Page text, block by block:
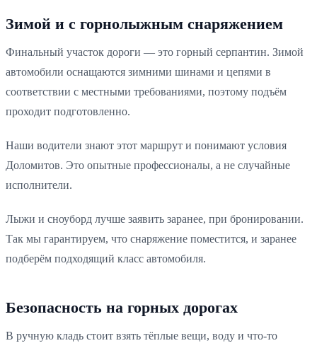
Зимой и с горнолыжным снаряжением
Финальный участок дороги — это горный серпантин. Зимой
автомобили оснащаются зимними шинами и цепями в
соответствии с местными требованиями, поэтому подъём
проходит подготовленно.
Наши водители знают этот маршрут и понимают условия
Доломитов. Это опытные профессионалы, а не случайные
исполнители.
Лыжи и сноуборд лучше заявить заранее, при бронировании.
Так мы гарантируем, что снаряжение поместится, и заранее
подберём подходящий класс автомобиля.
Безопасность на горных дорогах
В ручную кладь стоит взять тёплые вещи, воду и что-то